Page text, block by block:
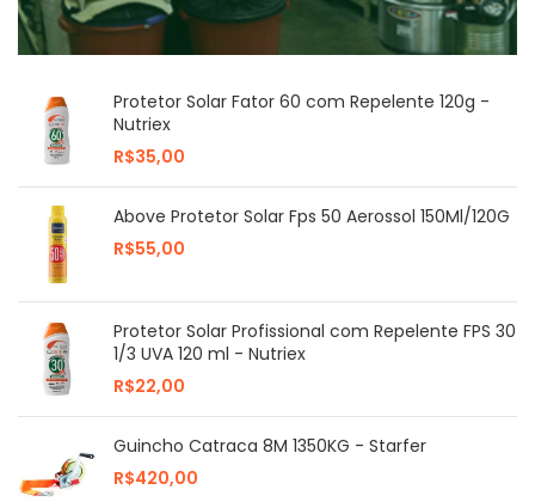
Protetor Solar Fator 60 com Repelente 120g -
Nutriex
R$
Above Protetor Solar Fps 50 Aerossol 150Ml/120G
R$
Protetor Solar Profissional com Repelente FPS 30
1/3 UVA 120 ml - Nutriex
R$
Guincho Catraca 8M 1350KG - Starfer
R$